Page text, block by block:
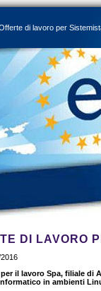
di lavoro per
DI LAVORO
il lavoro Spa, filiale di
in ambienti